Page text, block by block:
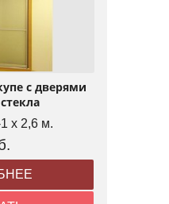
с дверями
x 2,6 м.